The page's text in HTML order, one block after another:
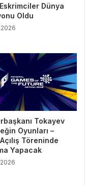
Dünya
Oldu
Tokayev
Oyunları –
Töreninde
Yapacak